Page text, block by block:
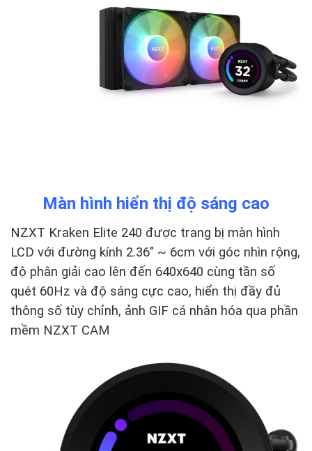
Màn hình hiển thị độ sáng cao
NZXT Kraken Elite 240 được trang bị màn hình
LCD với đường kính 2.36" ~ 6cm với góc nhìn rộng,
độ phân giải cao lên đến 640x640 cùng tần số
quét 60Hz và độ sáng cực cao, hiển thị đầy đủ
thông số tùy chỉnh, ảnh GIF cá nhân hóa qua phần
mềm NZXT CAM